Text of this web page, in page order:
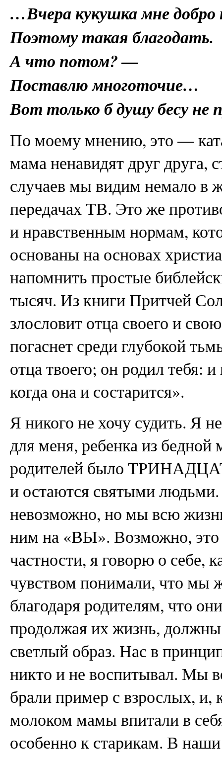
…Вчера кукушка мне
Поэтому такая благодать.
А что потом? —
Поставлю многоточие…
Вот только б душу бесу не
По моему мнению, это —
мама ненавидят друг друга,
случаев мы видим немало в
передачах ТВ. Это же
и нравственным нормам,
основаны на основах
напомнить простые
тысяч. Из книги Притчей
злословит отца своего и
погаснет среди глубокой
отца твоего; он родил тебя:
когда она и состарится».
Я никого не хочу судить. Я
для меня, ребенка из бедной
родителей было
и остаются святыми
невозможно, но мы всю
ним на «ВЫ». Возможно, это
частности, я говорю о себе,
чувством понимали, что мы
благодаря родителям, что
продолжая их жизнь, должны
светлый образ. Нас в
никто и не воспитывал. Мы
брали пример с взрослых,
молоком мамы впитали в
особенно к старикам. В